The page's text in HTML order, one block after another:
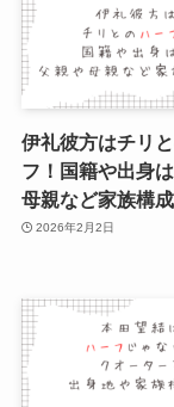
伊礼彼方はチリ
フ！国籍や出身
母親など家族構
2026年2月2日